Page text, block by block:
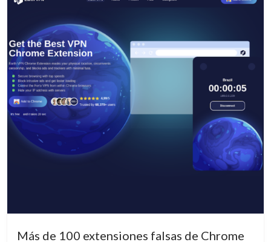
Más de 100 extensiones falsas de Chrome